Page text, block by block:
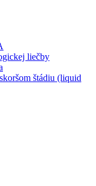
liečby
štádiu (liquid